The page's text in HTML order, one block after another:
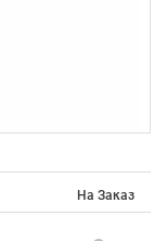
На Заказ